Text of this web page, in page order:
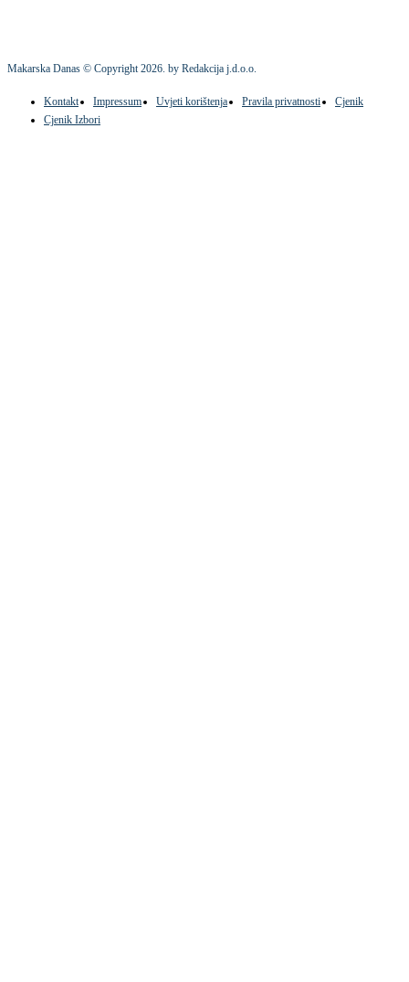
Makarska Danas © Copyright2026. by Redakcija j.d.o.o.
Kontakt Impressum Uvjeti korištenja Pravila privatnosti
Cjenik
Cjenik Izbori